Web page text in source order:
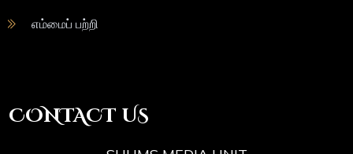
எம்மைப் பற்றி
CONTACT US